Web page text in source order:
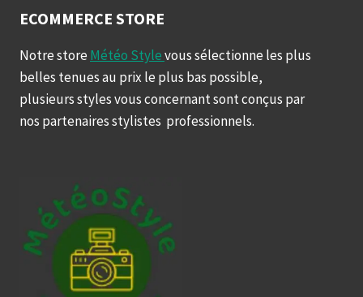
ECOMMERCE STORE
Notre store Météo Stylevous sélectionne les plus
belles tenues au prix le plus bas possible,
plusieurs styles vous concernant sont conçus par
nos partenaires stylistes professionnels.